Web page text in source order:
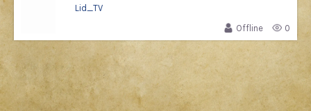
Lid_TV
Offline
0